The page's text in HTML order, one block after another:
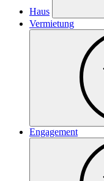
Haus
Vermietung
Engagement